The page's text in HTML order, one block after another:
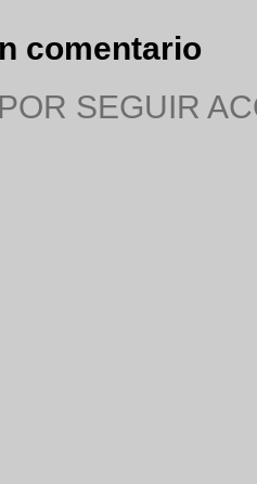
comentario
SEGUIR